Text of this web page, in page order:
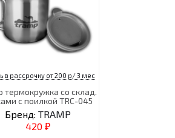
в рассрочку от 200 р/ 3 мес
термокружка со склад.
с поилкой TRC-045
Бренд: TRAMP
420 ₽